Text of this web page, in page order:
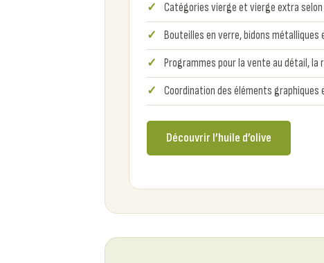
Catégories vierge et vierge extra selon
Bouteilles en verre, bidons
Programmes pour la vente au détail, la
Coordination des éléments
Découvrir l’huile d’olive